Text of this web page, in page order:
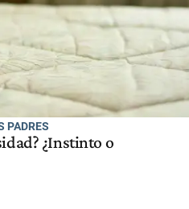
PADRES
¿Instinto o